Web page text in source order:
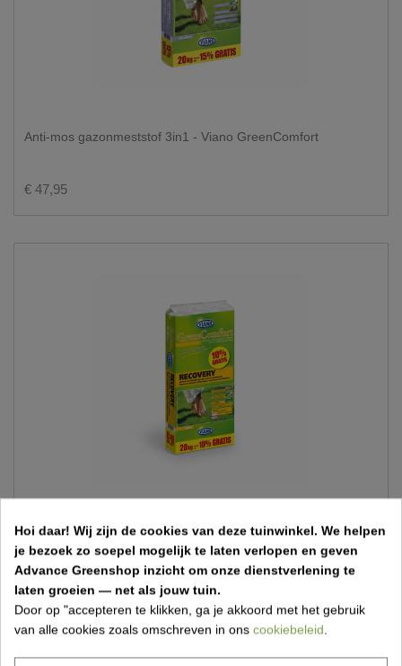
Anti-mos gazonmeststof 3in1 - Viano GreenComfort
€ 47,95
Recovery gazonmeststof - Viano GreenComfort
€ 49,95
Hoi daar! Wij zijn de cookies van deze tuinwinkel. We helpen
je bezoek zo soepel mogelijk te laten verlopen en geven
Advance Greenshop inzicht om onze dienstverlening te
laten groeien — net als jouw tuin.
Door op "accepteren te klikken, ga je akkoord met het gebruik
van alle cookies zoals omschreven in ons cookiebeleid.